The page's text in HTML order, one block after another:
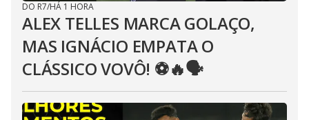
DO R7/HÁ 1 HORA
ALEX TELLES MARCA GOLAÇO,
MAS IGNÁCIO EMPATA O
CLÁSSICO VOVÔ! ⚽️🔥🗣